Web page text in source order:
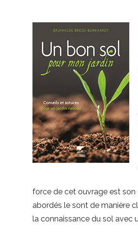
force de cet ouvrage est son
abordés le sont de manière
la connaissance du sol avec